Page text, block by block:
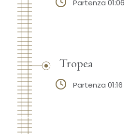
Partenza 01:06
Tropea
Partenza 01:16